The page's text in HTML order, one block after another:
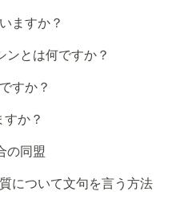
ますか？
ンとは何ですか？
すか？
か？
の同盟
について文句を言う方法